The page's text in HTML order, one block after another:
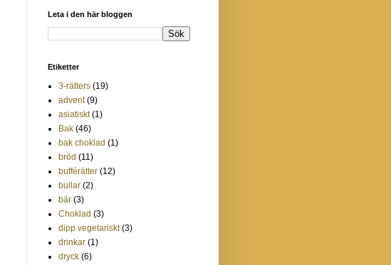
Leta i den här bloggen
Etiketter
3-rätters (19)
advent (9)
asiatiskt (1)
Bak (46)
bak choklad (1)
bröd (11)
bufférätter (12)
bullar (2)
bär (3)
Choklad (3)
dipp vegetariskt (3)
drinkar (1)
dryck (6)